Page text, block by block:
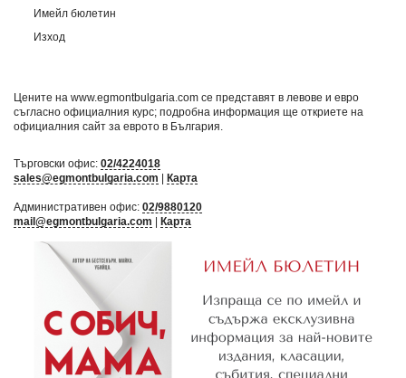
Имейл бюлетин
Изход
Цените на www.egmontbulgaria.com се представят в левове и евро
съгласно официалния курс; подробна информация ще откриете на
официалния сайт за еврото в България
Търговски офис: 02/4224018
sales@egmontbulgaria.com | Карта
Административен офис: 02/9880120
mail@egmontbulgaria.com | Карта